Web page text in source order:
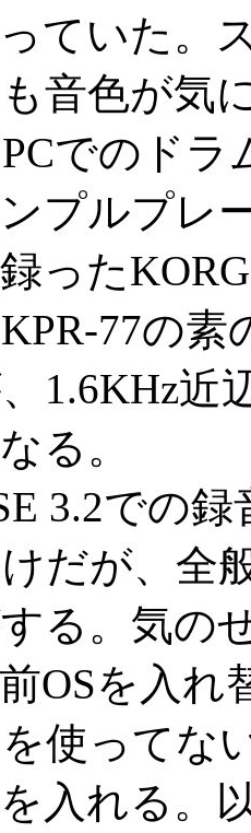
ていた。
音色が気
でのド
プルプレ
った
77の素
1.6KHz近
る。
3.2での録
だが、全
る。気の
OSを入れ
使ってな
入れる。